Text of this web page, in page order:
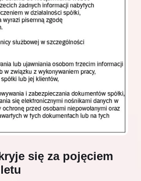
się za pojęciem